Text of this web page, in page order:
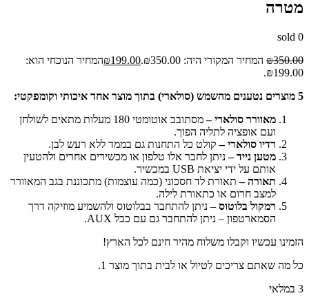
מטרה
0
sold
₪350.00 המחיר המקורי היה: ₪350.00. ₪199.00
המחיר הנוכחי הוא:
₪199.00.
5 מוצרים נטענים מהשמש (סולארי) בתוך מוצר אחד איכותי וקומפקטי:
מאוורר סולארי –
מסתובב אוטומטי 180 מעלות מתאים לשולחן
ועם אופציה לתליה הפוך.
רדיו סולארי –קולט כל התחנות גם בממד ללא רעש לבן.
מטען נייד –ניתן לחבר אלו טלפון או מכשירים אחרים ולהטעין
אותם על ידי יציאת USB במכשיר.
תאורה –תאורת לד חסכוני (כמה עוצמות) מתכוננת בגב המאוורר
למצב חרום או כתאורת לילה.
רמקול בלוטוס – ניתן להתחבר בבלוטוס ולהשמיע מוזיקה דרך
הסמארטפון – ניתן להתחבר גם עם כבל AUX.
הזמינו עכשיו וקבלו משלוח מהיר חינם לכל הארץ!
כל מה שאתם צריכים לטיול או לבית בתוך מוצר 1.
3 במלאי